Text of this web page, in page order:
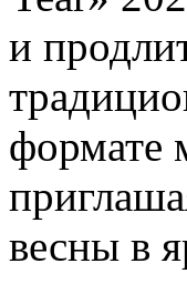
и
формате
весны в